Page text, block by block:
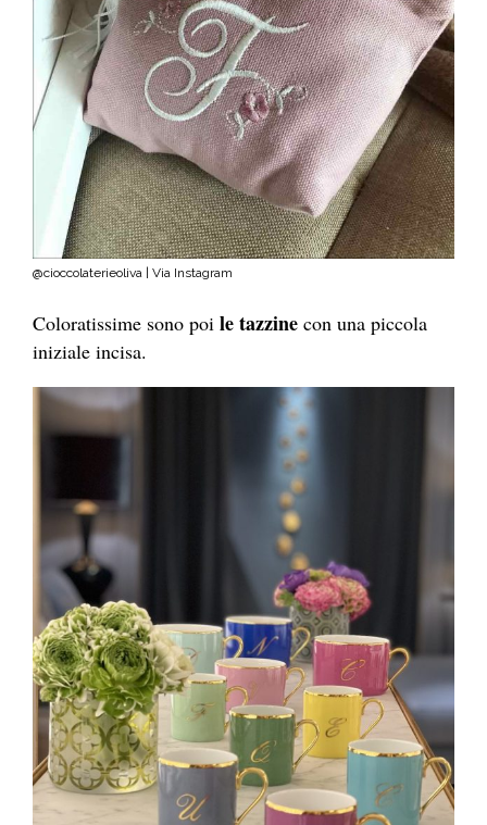
@cioccolaterieoliva | Via Instagram
Coloratissime sono poi le tazzine con una piccola
iniziale incisa.